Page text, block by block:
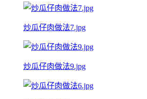
炒瓜仔肉做法7.jpg
炒瓜仔肉做法9.jpg